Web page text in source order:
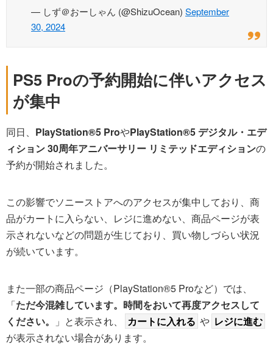
— しず＠おーしゃん (@ShizuOcean) September
30, 2024
PS5 Proの予約開始に伴いアクセス
が集中
同日、 PlayStation®5 ProやPlayStation®5 デジタル・エデ
ィション 30周年アニバーサリー リミテッドエディションの
予約が開始されました。
この影響でソニーストアへのアクセスが集中しており、商
品がカートに入らない、レジに進めない、商品ページが表
示されないなどの問題が生じており、買い物しづらい状況
が続いています。
また一部の商品ページ（PlayStation®5 Proなど）では、
「ただ今混雑しています。時間をおいて再度アクセスして
ください。
」と表示され、 カートに入れる や レジに進む
が表示されない場合があります。